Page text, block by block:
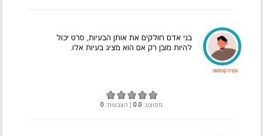
אקירה קורוסאווה
בני אדם חולקים את אותן הבעיות, סרט יכול
להיות מובן רק אם הוא מציג בעיות אלו.
ממוצע: 0.0 | הצבעות: 0